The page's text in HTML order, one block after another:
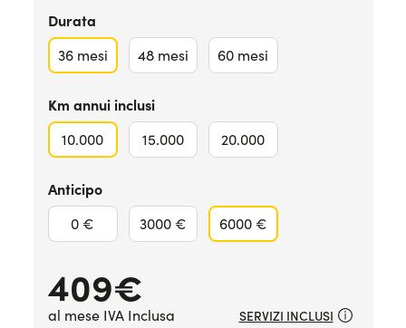
Durata
36 mesi 48 mesi 60 mesi
Km annui inclusi
10.000 15.000 20.000
Anticipo
0 € 3000 € 6000 €
409€
al mese IVA Inclusa SERVIZI INCLUSI